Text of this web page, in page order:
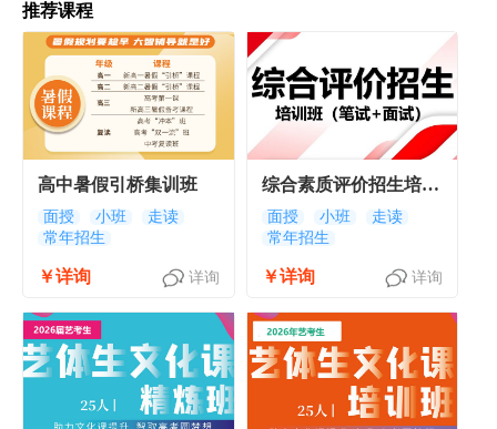
推荐课程
高中暑假引桥集训班
面授 小班
走读
常年招生
￥详询 详询
综合素质评价招生培训
班
面授 小班
走读
常年招生
￥详询 详询